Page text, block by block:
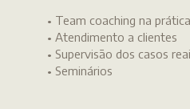
• Team coaching na prática
• Atendimento a clientes
• Supervisão dos casos
• Seminários